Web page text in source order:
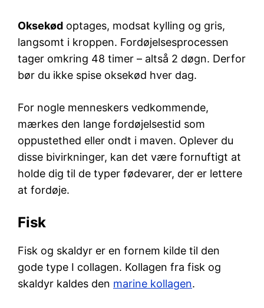
Oksekød optages, modsat kylling og gris,
langsomt i kroppen. Fordøjelsesprocessen
tager omkring 48 timer – altså 2 døgn. Derfor
bør du ikke spise oksekød hver dag.
For nogle menneskers vedkommende,
mærkes den lange fordøjelsestid som
oppustethed eller ondt i maven. Oplever du
disse bivirkninger, kan det være fornuftigt at
holde dig til de typer fødevarer, der er lettere
at fordøje.
Fisk
Fisk og skaldyr er en fornem kilde til den
gode type I collagen. Kollagen fra fisk og
skaldyr kaldes den marine kollagen.